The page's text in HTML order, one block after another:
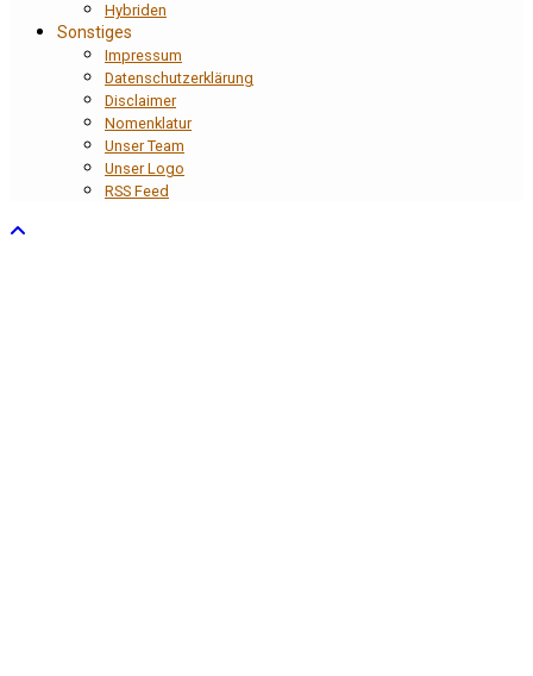
Hybriden
Sonstiges
Impressum
Datenschutzerklärung
Disclaimer
Nomenklatur
Unser Team
Unser Logo
RSS Feed